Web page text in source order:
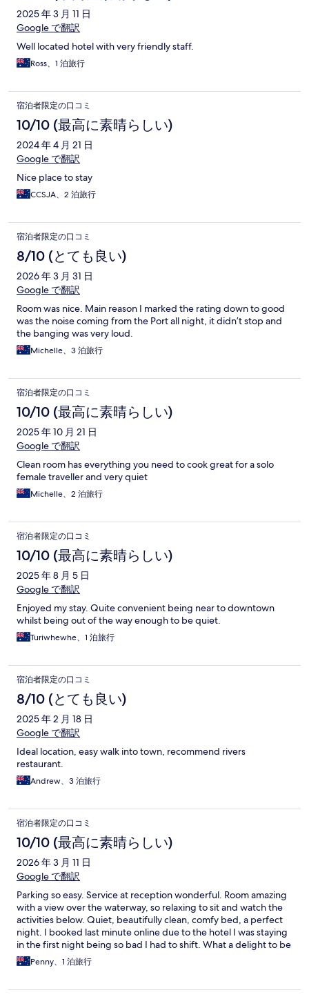
2025 年 3 月 11 日
Google で翻訳
Well located hotel with very friendly staff.
Ross、1 泊旅行
宿泊者限定の口コミ
10/10 (最高に素晴らしい)
2024 年 4 月 21 日
Google で翻訳
Nice place to stay
CCSJA、2 泊旅行
宿泊者限定の口コミ
8/10 (とても良い)
2026 年 3 月 31 日
Google で翻訳
Room was nice. Main reason I marked the rating down to good
was the noise coming from the Port all night, it didn’t stop and
the banging was very loud.
Michelle、3 泊旅行
宿泊者限定の口コミ
10/10 (最高に素晴らしい)
2025 年 10 月 21 日
Google で翻訳
Clean room has everything you need to cook great for a solo
female traveller and very quiet
Michelle、2 泊旅行
宿泊者限定の口コミ
10/10 (最高に素晴らしい)
2025 年 8 月 5 日
Google で翻訳
Enjoyed my stay. Quite convenient being near to downtown
whilst being out of the way enough to be quiet.
Turiwhewhe、1 泊旅行
宿泊者限定の口コミ
8/10 (とても良い)
2025 年 2 月 18 日
Google で翻訳
Ideal location, easy walk into town, recommend rivers
restaurant.
Andrew、3 泊旅行
宿泊者限定の口コミ
10/10 (最高に素晴らしい)
2026 年 3 月 11 日
Google で翻訳
Parking so easy. Service at reception wonderful. Room amazing
with a view over the waterway, so relaxing to sit and watch the
activities below. Quiet, beautifully clean, comfy bed, a perfect
night. I booked last minute online due to the hotel I was staying
in the first night being so bad I had to shift. What a delight to be
in this one, safe, clean and a great nights rest.
Penny、1 泊旅行